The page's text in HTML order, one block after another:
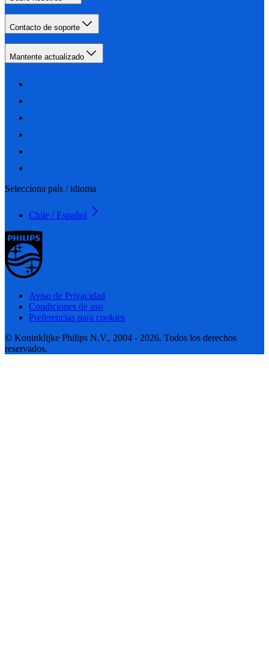
Contacto de soporte
Mantente actualizado
Selecciona país / idioma
Chile / Español
Aviso de Privacidad
Condiciones de uso
Preferencias para cookies
© Koninklijke Philips N.V., 2004 - 2026. Todos los derechos
reservados.